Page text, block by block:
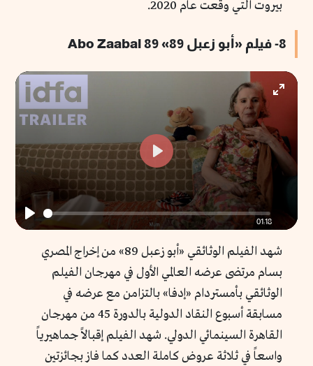
بيروت التي وقعت عام 2020.
8- فيلم «أبو زعبل 89» 89 Abo Zaabal
Play
01:18
Play
شهد الفيلم الوثائقي «أبو زعبل 89» من إخراج المصري
بسام مرتضى عرضه العالمي الأول في مهرجان الفيلم
الوثائقي بأمستردام «إدفا» بالتزامن مع عرضه في
مسابقة أسبوع النقاد الدولية بالدورة 45 من مهرجان
القاهرة السينمائي الدولي. شهد الفيلم إقبالاً جماهيرياً
واسعاً في ثلاثة عروض كاملة العدد كما فاز بجائزتين